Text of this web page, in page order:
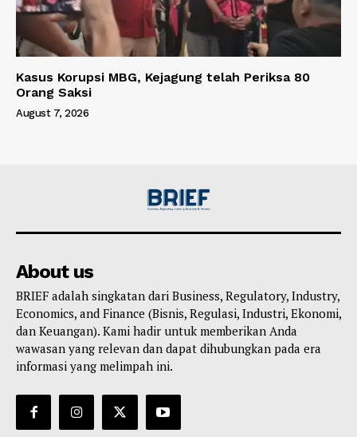
Kasus Korupsi MBG, Kejagung telah Periksa 80
Orang Saksi
August 7, 2026
About us
BRIEF adalah singkatan dari Business, Regulatory, Industry,
Economics, and Finance (Bisnis, Regulasi, Industri, Ekonomi,
dan Keuangan). Kami hadir untuk memberikan Anda
wawasan yang relevan dan dapat dihubungkan pada era
informasi yang melimpah ini.